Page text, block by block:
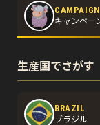
CAMPAIGN
キャンペー
生産国でさがす
BRAZIL
ブラジル